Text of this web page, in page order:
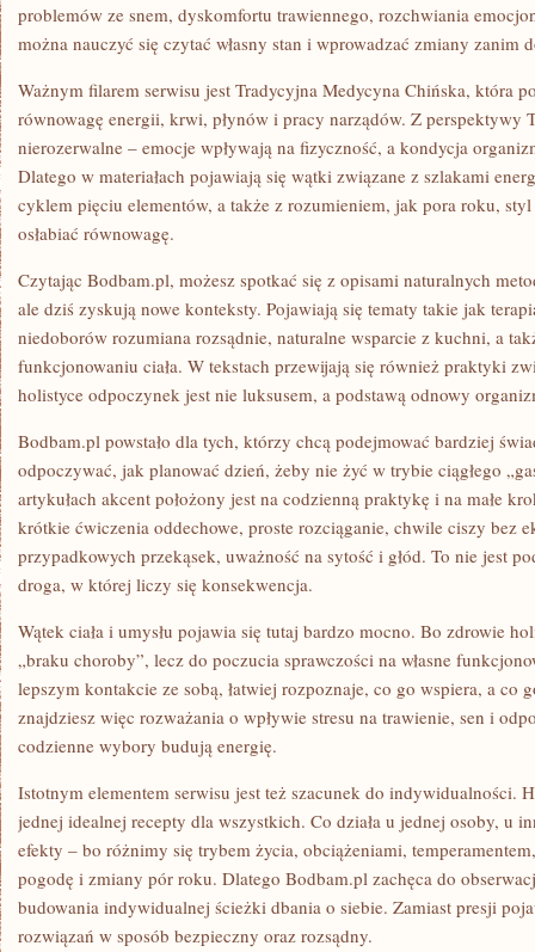
problemów ze snem, dyskomfortu trawiennego, rozchwiania
można nauczyć się czytać własny stan i wprowadzać zmiany zanim
Ważnym filarem serwisu jest Tradycyjna Medycyna Chińska, która
równowagę energii, krwi, płynów i pracy narządów. Z perspektywy
nierozerwalne – emocje wpływają na fizyczność, a kondycja
Dlatego w materiałach pojawiają się wątki związane z szlakami
cyklem pięciu elementów, a także z rozumieniem, jak pora roku,
osłabiać równowagę.
Czytając Bodbam.pl, możesz spotkać się z opisami naturalnych
ale dziś zyskują nowe konteksty. Pojawiają się tematy takie jak
niedoborów rozumiana rozsądnie, naturalne wsparcie z kuchni, a
funkcjonowaniu ciała. W tekstach przewijają się również praktyki
holistyce odpoczynek jest nie luksusem, a podstawą odnowy
Bodbam.pl powstało dla tych, którzy chcą podejmować bardziej
odpoczywać, jak planować dzień, żeby nie żyć w trybie ciągłego
artykułach akcent położony jest na codzienną praktykę i na małe
krótkie ćwiczenia oddechowe, proste rozciąganie, chwile ciszy bez
przypadkowych przekąsek, uważność na sytość i głód. To nie jest
droga, w której liczy się konsekwencja.
Wątek ciała i umysłu pojawia się tutaj bardzo mocno. Bo zdrowie
„braku choroby”, lecz do poczucia sprawczości na własne
lepszym kontakcie ze sobą, łatwiej rozpoznaje, co go wspiera, a co
znajdziesz więc rozważania o wpływie stresu na trawienie, sen i
codzienne wybory budują energię.
Istotnym elementem serwisu jest też szacunek do indywidualności.
jednej idealnej recepty dla wszystkich. Co działa u jednej osoby, u
efekty – bo różnimy się trybem życia, obciążeniami,
pogodę i zmiany pór roku. Dlatego Bodbam.pl zachęca do
budowania indywidualnej ścieżki dbania o siebie. Zamiast presji
rozwiązań w sposób bezpieczny oraz rozsądny.